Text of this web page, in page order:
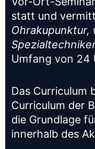
statt und
Ohrakupunktur,
Umfang von 24
Das Curriculum
Curriculum der
die Grundlage
innerhalb des